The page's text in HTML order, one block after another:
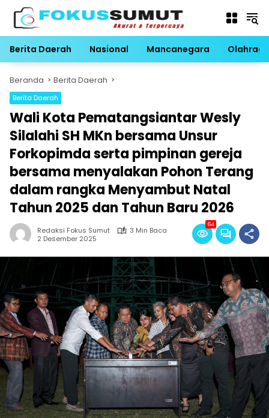
Langsung
konten
Berita Daerah
Nasional Mancanegara
Beranda Berita Daerah
Berita Daerah
Wali Kota Pematangsiantar Wesly
Silalahi SH MKn bersama Unsur
Forkopimda serta pimpinan gereja
bersama menyalakan Pohon Terang
dalam rangka Menyambut Natal
Tahun 2025 dan Tahun Baru 2026
Redaksi Fokus Sumut
3 Min Baca
2 Desember 2025
64